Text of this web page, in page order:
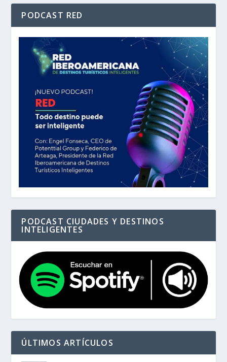
PODCAST RED
PODCAST CIUDADES Y DESTINOS
INTELIGENTES
ÚLTIMOS ARTÍCULOS